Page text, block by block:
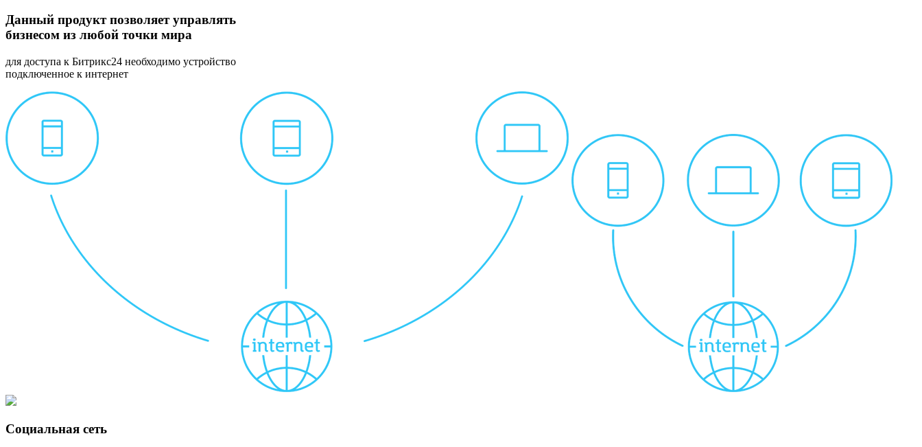
Данный продукт позволяет управлять
бизнесом из любой точки мира
для доступа к Битрикс24 необходимо устройство
подключенное к интернет
Социальная сеть